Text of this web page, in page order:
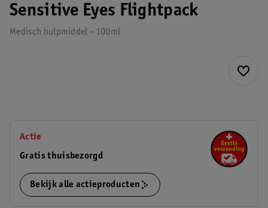
Sensitive Eyes Flightpack
Medisch hulpmiddel - 100ml
Actie
Gratis thuisbezorgd
Bekijk alle actieproducten